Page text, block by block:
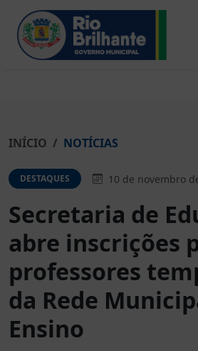
INÍCIO NOTÍCIAS
DESTAQUES 10 de novembro
Secretaria de
abre inscrições
professores
da Rede
Ensino